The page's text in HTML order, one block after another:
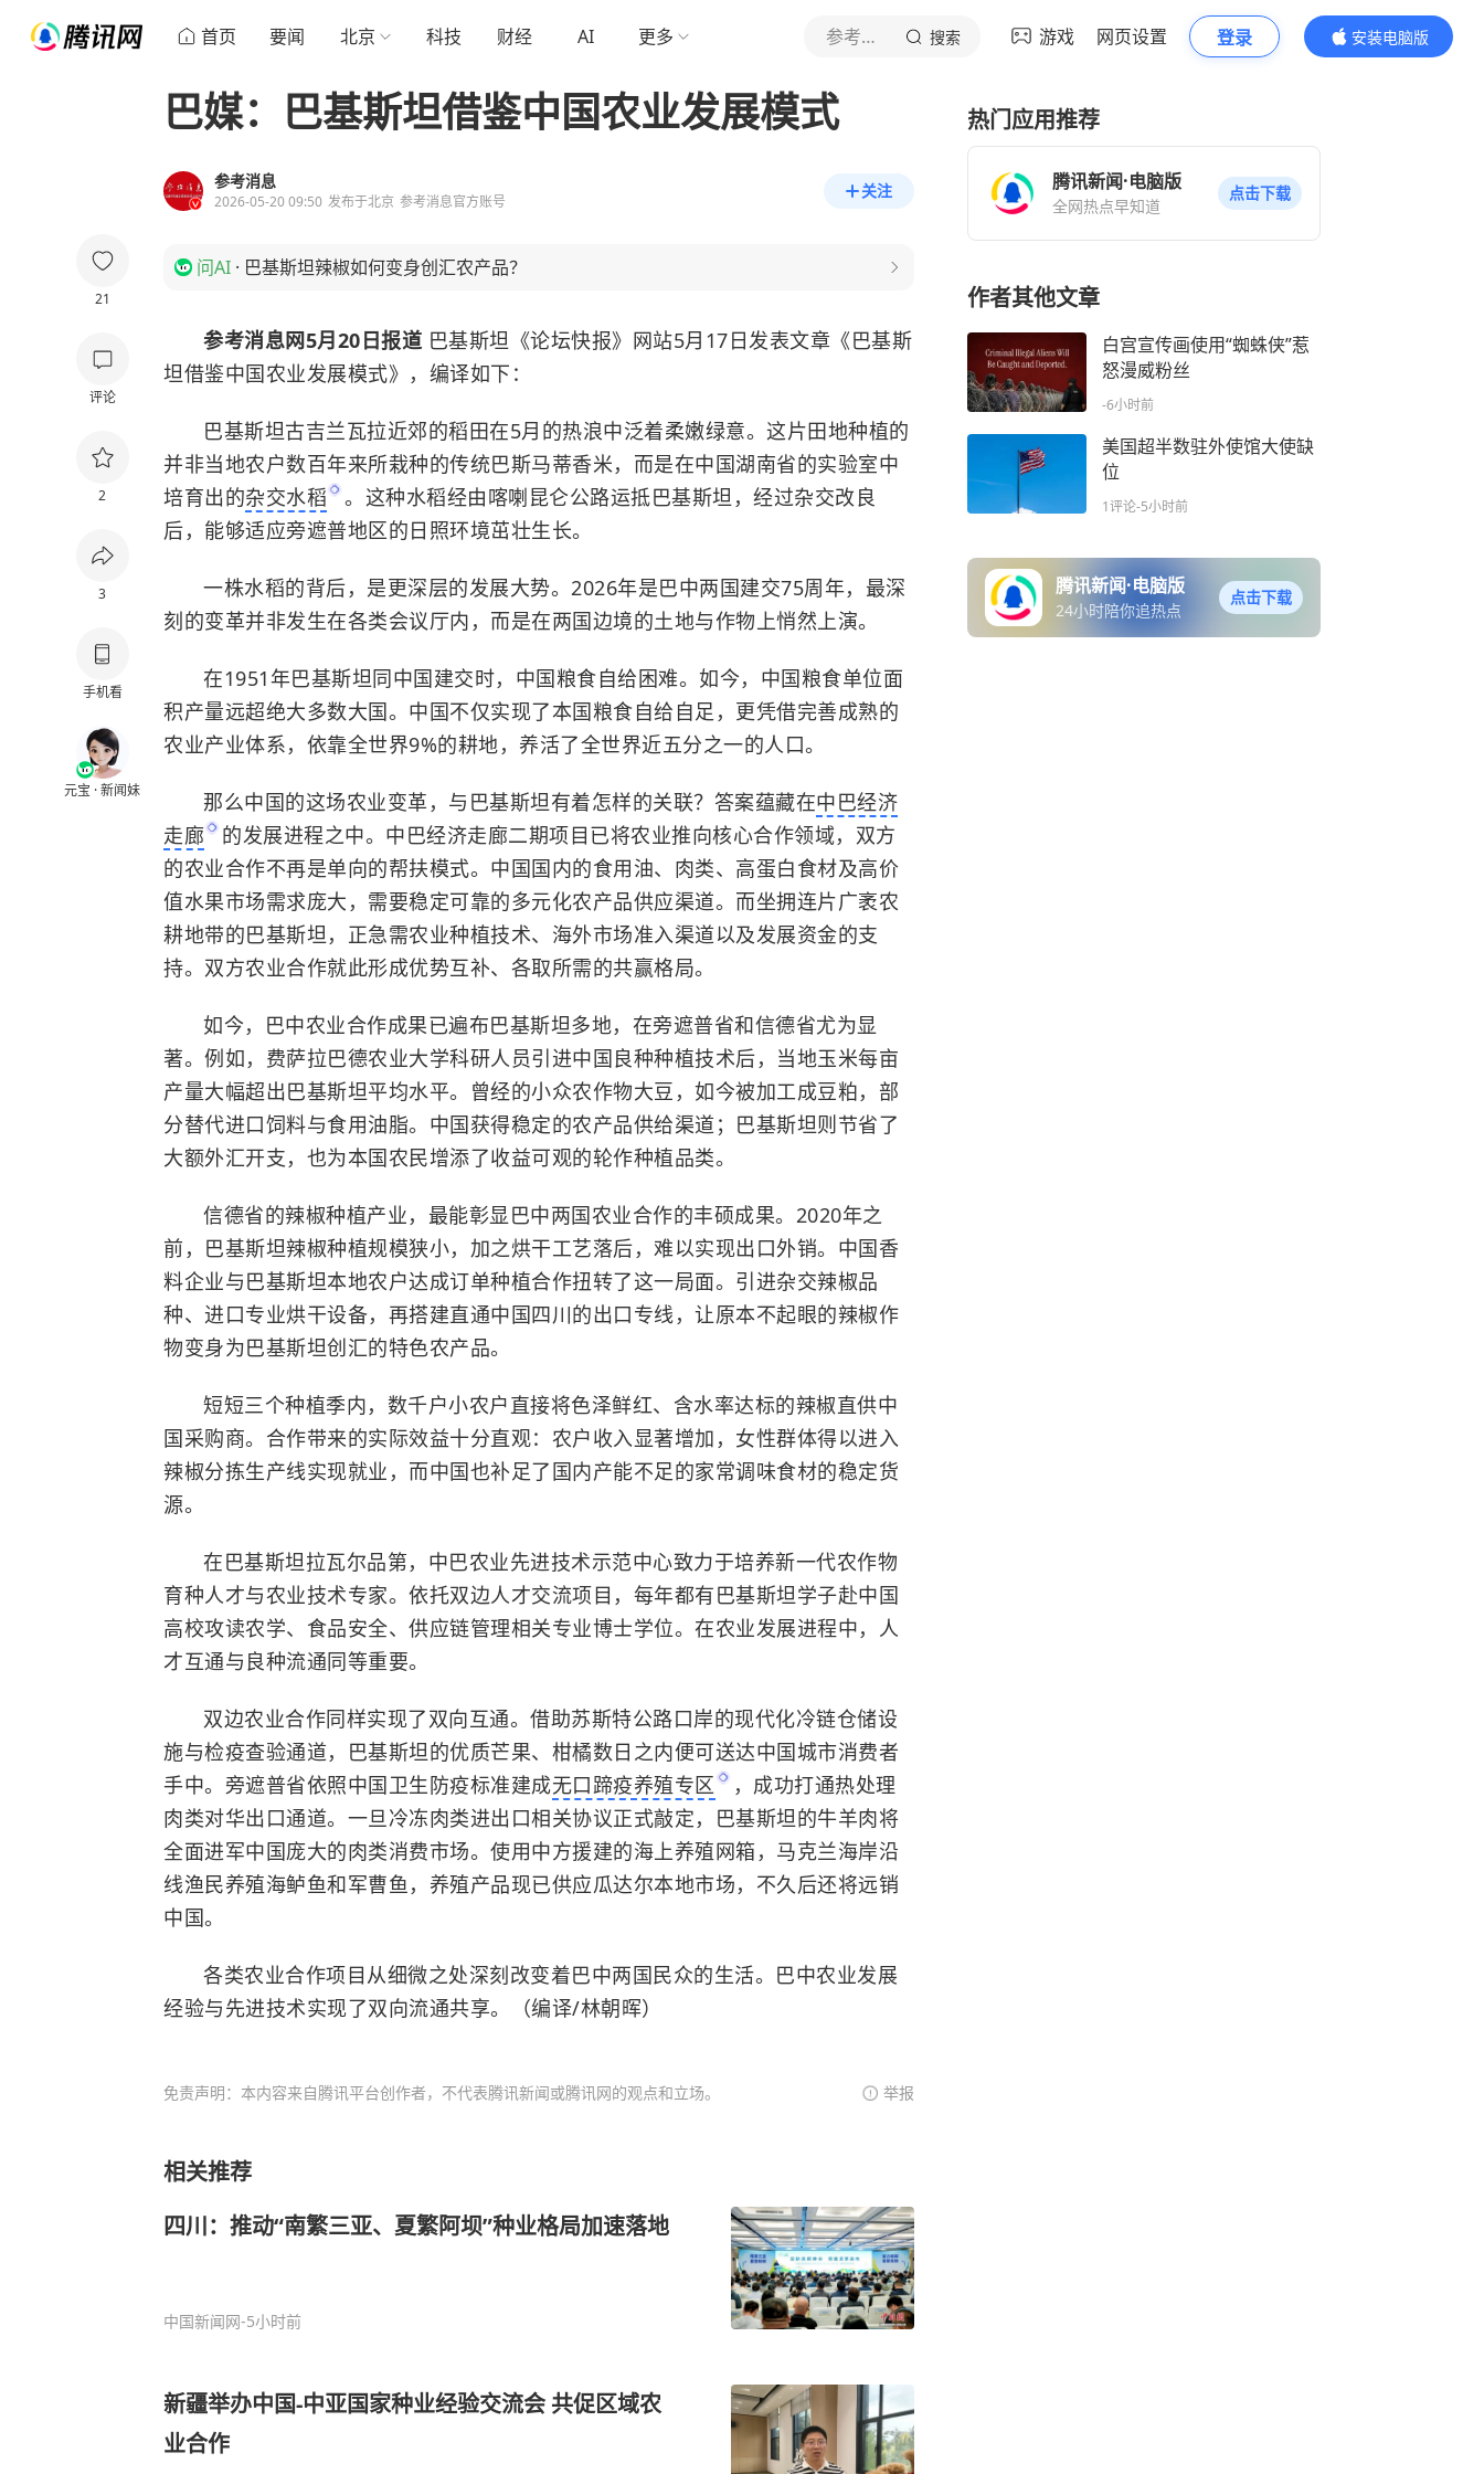
首页 要闻 北京 科技 财经 AI 更多 参考消息 搜索 游戏 网页设置 登录
安装电脑版
内容更精彩
21
评论
2
3
手机看
元宝 · 新闻妹
巴媒：巴基斯坦借鉴中国农业发展模式
参考消息
2026-05-20 09:50 发布于北京 参考消息官方账号
关注
问AI · 巴基斯坦辣椒如何变身创汇农产品？
参考消息网5月20日报道 巴基斯坦《论坛快报》网站5月17日发表文章《巴基斯
坦借鉴中国农业发展模式》，编译如下：
巴基斯坦古吉兰瓦拉近郊的稻田在5月的热浪中泛着柔嫩绿意。这片田地种植的
并非当地农户数百年来所栽种的传统巴斯马蒂香米，而是在中国湖南省的实验室中
培育出的杂交水稻
。这种水稻经由喀喇昆仑公路运抵巴基斯坦，经过杂交改良
后，能够适应旁遮普地区的日照环境茁壮生长。
一株水稻的背后，是更深层的发展大势。2026年是巴中两国建交75周年，最深
刻的变革并非发生在各类会议厅内，而是在两国边境的土地与作物上悄然上演。
在1951年巴基斯坦同中国建交时，中国粮食自给困难。如今，中国粮食单位面
积产量远超绝大多数大国。中国不仅实现了本国粮食自给自足，更凭借完善成熟的
农业产业体系，依靠全世界9%的耕地，养活了全世界近五分之一的人口。
那么中国的这场农业变革，与巴基斯坦有着怎样的关联？答案蕴藏在中巴经济
走廊
的发展进程之中。中巴经济走廊二期项目已将农业推向核心合作领域，双方
的农业合作不再是单向的帮扶模式。中国国内的食用油、肉类、高蛋白食材及高价
值水果市场需求庞大，需要稳定可靠的多元化农产品供应渠道。而坐拥连片广袤农
耕地带的巴基斯坦，正急需农业种植技术、海外市场准入渠道以及发展资金的支
持。双方农业合作就此形成优势互补、各取所需的共赢格局。
如今，巴中农业合作成果已遍布巴基斯坦多地，在旁遮普省和信德省尤为显
著。例如，费萨拉巴德农业大学科研人员引进中国良种种植技术后，当地玉米每亩
产量大幅超出巴基斯坦平均水平。曾经的小众农作物大豆，如今被加工成豆粕，部
分替代进口饲料与食用油脂。中国获得稳定的农产品供给渠道；巴基斯坦则节省了
大额外汇开支，也为本国农民增添了收益可观的轮作种植品类。
信德省的辣椒种植产业，最能彰显巴中两国农业合作的丰硕成果。2020年之
前，巴基斯坦辣椒种植规模狭小，加之烘干工艺落后，难以实现出口外销。中国香
料企业与巴基斯坦本地农户达成订单种植合作扭转了这一局面。引进杂交辣椒品
种、进口专业烘干设备，再搭建直通中国四川的出口专线，让原本不起眼的辣椒作
物变身为巴基斯坦创汇的特色农产品。
短短三个种植季内，数千户小农户直接将色泽鲜红、含水率达标的辣椒直供中
国采购商。合作带来的实际效益十分直观：农户收入显著增加，女性群体得以进入
辣椒分拣生产线实现就业，而中国也补足了国内产能不足的家常调味食材的稳定货
源。
在巴基斯坦拉瓦尔品第，中巴农业先进技术示范中心致力于培养新一代农作物
育种人才与农业技术专家。依托双边人才交流项目，每年都有巴基斯坦学子赴中国
高校攻读农学、食品安全、供应链管理相关专业博士学位。在农业发展进程中，人
才互通与良种流通同等重要。
双边农业合作同样实现了双向互通。借助苏斯特公路口岸的现代化冷链仓储设
施与检疫查验通道，巴基斯坦的优质芒果、柑橘数日之内便可送达中国城市消费者
手中。旁遮普省依照中国卫生防疫标准建成无口蹄疫养殖专区
，成功打通热处理
肉类对华出口通道。一旦冷冻肉类进出口相关协议正式敲定，巴基斯坦的牛羊肉将
全面进军中国庞大的肉类消费市场。使用中方援建的海上养殖网箱，马克兰海岸沿
线渔民养殖海鲈鱼和军曹鱼，养殖产品现已供应瓜达尔本地市场，不久后还将远销
中国。
各类农业合作项目从细微之处深刻改变着巴中两国民众的生活。巴中农业发展
经验与先进技术实现了双向流通共享。（编译/林朝晖）
免责声明：本内容来自腾讯平台创作者，不代表腾讯新闻或腾讯网的观点和立场。 举报
相关推荐
四川：推动“南繁三亚、夏繁阿坝”种业格局加速落地
中国新闻网-5小时前
新疆举办中国-中亚国家种业经验交流会 共促区域农
业合作
热门应用推荐
腾讯新闻·电脑版
全网热点早知道
点击下载
作者其他文章
白宫宣传画使用“蜘蛛侠”惹
怒漫威粉丝
-6小时前
美国超半数驻外使馆大使缺
位
1评论-5小时前
腾讯新闻·电脑版
24小时陪你追热点
点击下载